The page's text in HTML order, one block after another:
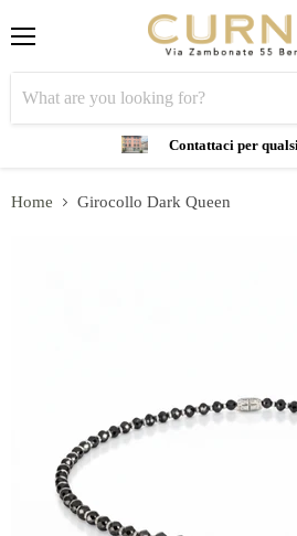
Contattaci per
Home Girocollo Dark Queen